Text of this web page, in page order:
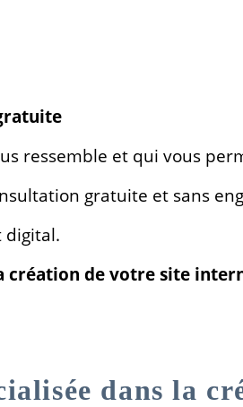
ressemble et qui vous
gratuite et sans
digital.
création de votre site
dans la